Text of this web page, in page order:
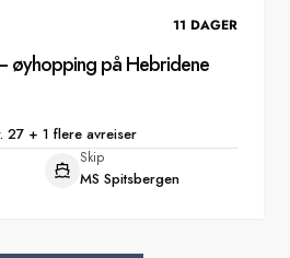
11 DAGER
øyhopping på Hebridene
27 + 1 flere avreiser
Skip
MS Spitsbergen